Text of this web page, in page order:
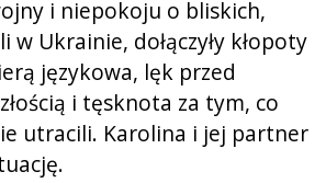
i niepokoju o bliskich,
Ukrainie, dołączyły kłopoty
językowa, lęk przed
i tęsknota za tym, co
utracili. Karolina i jej partner